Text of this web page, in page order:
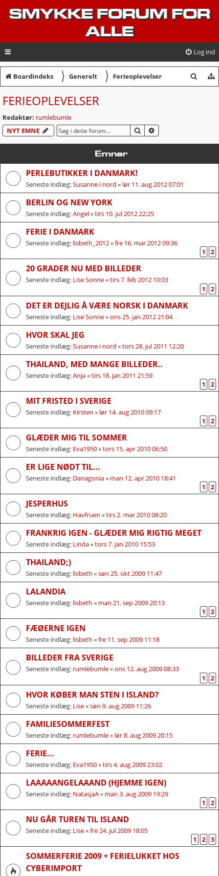
SMYKKE FORUM FOR
ALLE
Log ind
Boardindeks 〉 Generelt 〉 Ferieoplevelser
FERIEOPLEVELSER
Redaktør: rumlebumle
NYT EMNE
SØG
Emner
PERLEBUTIKKER I DANMARK!
Seneste indlæg:Susanne i nord « lør 11. aug 2012 07:01
BERLIN OG NEW YORK
Seneste indlæg:Angel«tirs 10. jul 2012 22:25
FERIE I DANMARK
Seneste indlæg: lisbeth_2012«fre 16. mar 2012 09:36
1
2
20 GRADER NU MED BILLEDER
Seneste indlæg: Lise Sonne«tirs 7. feb 2012 10:03
1
2
DET ER DEJLIG Å VÆRE NORSK I DANMARK
Seneste indlæg: Lise Sonne«ons 25. jan 2012 21:04
HVOR SKAL JEG
Seneste indlæg:Susanne i nord «tors 28. jul 2011 12:20
THAILAND, MED MANGE BILLEDER..
Seneste indlæg:Anja«tirs 18. jan 2011 21:59
1
2
MIT FRISTED I SVERIGE
Seneste indlæg: Kirsten « lør 14. aug 2010 09:17
1
2
GLÆDER MIG TIL SOMMER
Seneste indlæg: Eva1950«tors 15. apr 2010 06:50
ER LIGE NØDT TIL...
Seneste indlæg: Danagonia« man 12. apr 2010 18:41
1
2
JESPERHUS
Seneste indlæg: Havfruen «tirs 2. mar 2010 08:20
FRANKRIG IGEN - GLÆDER MIG RIGTIG MEGET
Seneste indlæg: Linda«tors 7. jan 2010 15:53
THAILAND;)
Seneste indlæg: lisbeth «søn 25. okt 2009 11:47
LALANDIA
Seneste indlæg: lisbeth « man 21. sep 2009 20:13
1
2
FÆØERNE IGEN
Seneste indlæg: lisbeth «fre 11. sep 2009 11:18
BILLEDER FRA SVERIGE
Seneste indlæg: rumlebumle«ons 12. aug 2009 08:33
1
2
HVOR KØBER MAN STEN I ISLAND?
Seneste indlæg: Lise«søn 9. aug 2009 11:26
FAMILIESOMMERFEST
Seneste indlæg: rumlebumle« lør 8. aug 2009 20:15
FERIE...
Seneste indlæg: Eva1950«tirs 4. aug 2009 23:02
LAAAAANGELAAAND (HJEMME IGEN)
Seneste indlæg: NatasjaA« man 3. aug 2009 19:29
1
2
NU GÅR TUREN TIL ISLAND
Seneste indlæg: Lise«fre 24. jul 2009 18:05
1
2 3
SOMMERFERIE 2009 + FERIELUKKET HOS
CYBERIMPORT